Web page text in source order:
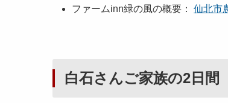
ファームinn緑の風の概要： 仙北市
白石さんご家族の2日間